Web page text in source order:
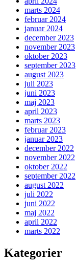
marts 2024
februar 2024
januar 2024
december 2023
november 2023
oktober 2023
september 2023
august 2023
juli 2023
juni 2023
maj 2023
april 2023
marts 2023
februar 2023
januar 2023
december 2022
november 2022
oktober 2022
september 2022
august 2022
juli 2022
juni 2022
maj 2022
april 2022
marts 2022
Kategorier